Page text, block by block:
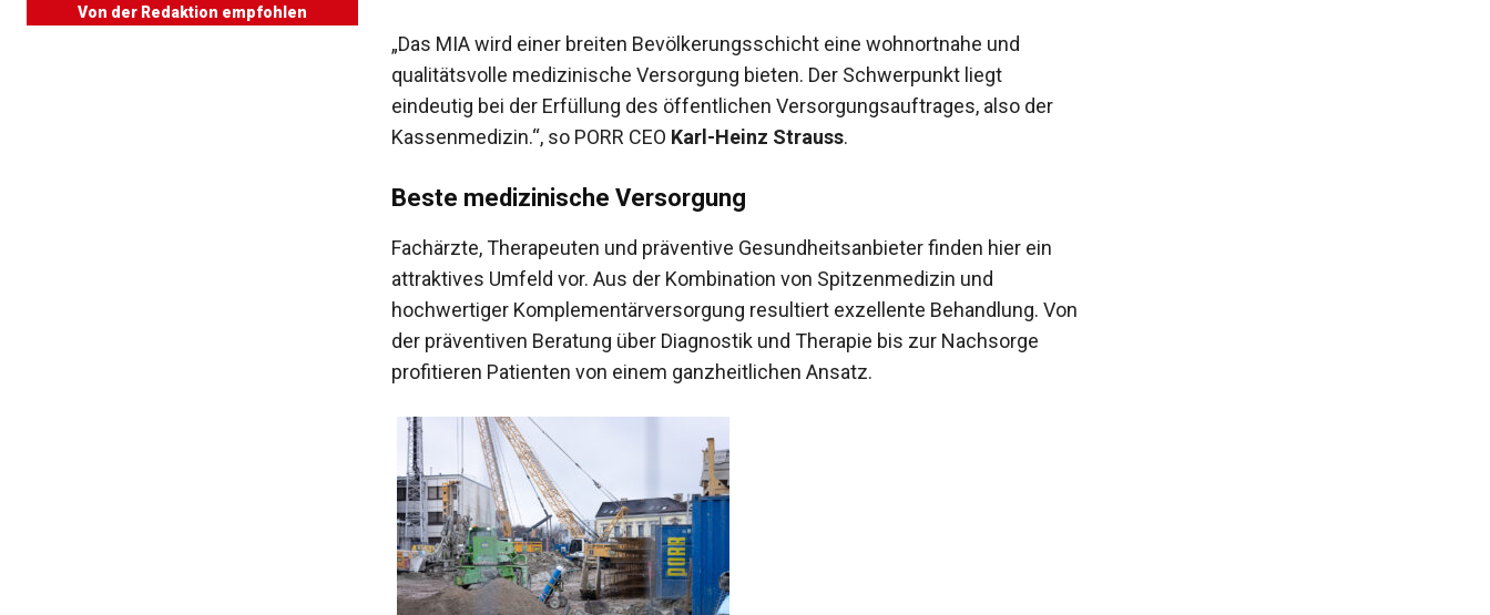
Von der Redaktion empfohlen
„Das MIA wird einer breiten Bevölkerungsschicht eine wohnortnahe und
qualitätsvolle medizinische Versorgung bieten. Der Schwerpunkt liegt
eindeutig bei der Erfüllung des öffentlichen Versorgungsauftrages, also der
Kassenmedizin.“, so PORR CEO Karl-Heinz Strauss.
Beste medizinische Versorgung
Fachärzte, Therapeuten und präventive Gesundheitsanbieter finden hier ein
attraktives Umfeld vor. Aus der Kombination von Spitzenmedizin und
hochwertiger Komplementärversorgung resultiert exzellente Behandlung. Von
der präventiven Beratung über Diagnostik und Therapie bis zur Nachsorge
profitieren Patienten von einem ganzheitlichen Ansatz.